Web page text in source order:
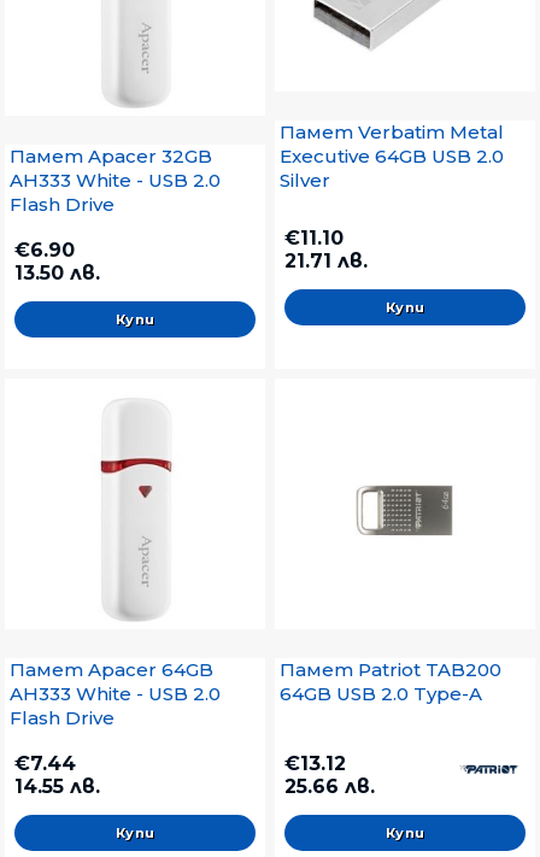
Памет Apacer 32GB
AH333 White - USB 2.0
Flash Drive
€6.90
13.50 лв.
Памет Verbatim Metal
Executive 64GB USB 2.0
Silver
€11.10
21.71 лв.
Памет Apacer 64GB
AH333 White - USB 2.0
Flash Drive
€7.44
14.55 лв.
Памет Patriot TAB200
64GB USB 2.0 Type-A
€13.12
25.66 лв.